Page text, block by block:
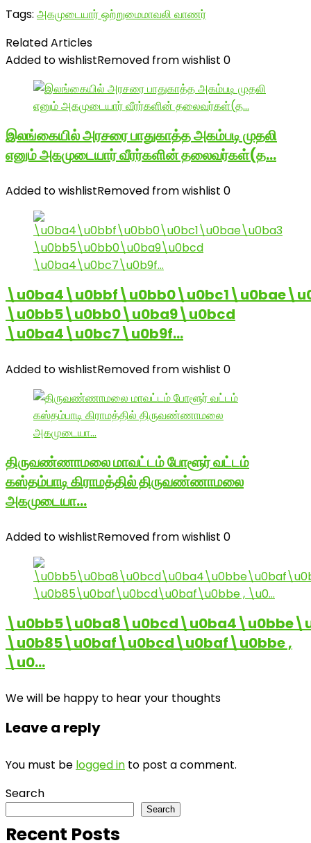
Tags: அகமுடையார் ஒற்றுமைமாவலி வாணர்
Related Articles
Added to wishlistRemoved from wishlist 0
இலங்கையில் அரசரை பாதுகாத்த அகம்படி முதலி
எனும் அகமுடையார் வீரர்களின் தலைவர்கள்(த…
Added to wishlistRemoved from wishlist 0
\u0bb5\u0bb0\u0ba9\u0bcd
\u0ba4\u0bc7\u0b9f…
Added to wishlistRemoved from wishlist 0
திருவண்ணாமலை மாவட்டம் போளூர் வட்டம்
கஸ்தம்பாடி கிராமத்தில் திருவண்ணாமலை
அகமுடையா…
Added to wishlistRemoved from wishlist 0
\u0b85\u0baf\u0bcd\u0baf\u0bbe ,
\u0…
We will be happy to hear your thoughts
Leave a reply
You must be logged in to post a comment.
Search
Search
Recent Posts